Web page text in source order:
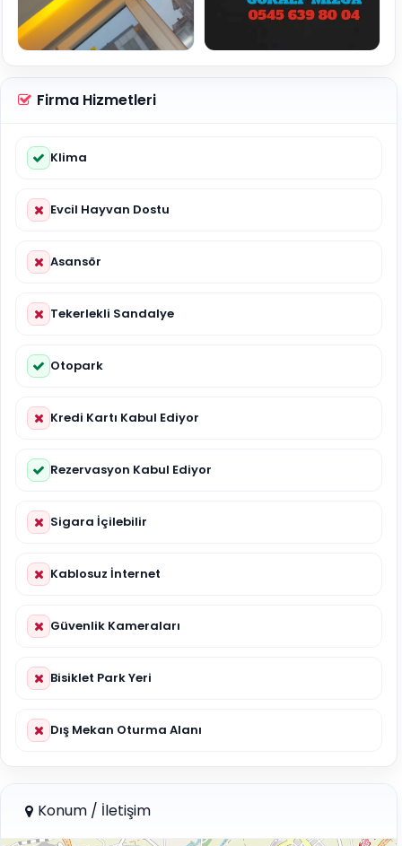
Firma Hizmetleri
Klima
Evcil Hayvan Dostu
Asansör
Tekerlekli Sandalye
Otopark
Kredi Kartı Kabul Ediyor
Rezervasyon Kabul Ediyor
Sigara İçilebilir
Kablosuz İnternet
Güvenlik Kameraları
Bisiklet Park Yeri
Dış Mekan Oturma Alanı
Konum / İletişim